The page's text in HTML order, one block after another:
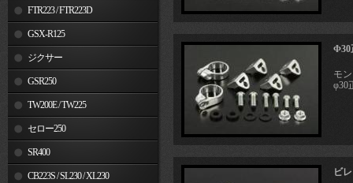
FTR223 / FTR223D
GSX-R125
ジクサー
GSR250
TW200E / TW225
セロー250
SR400
CB223S / SL230 / XL230
Φ30
モ
φ30
ビ